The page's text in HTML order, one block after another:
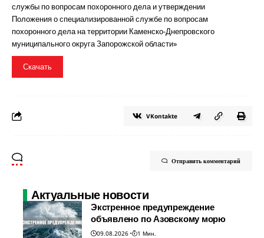
службы по вопросам похоронного дела и утверждении
Положения о специализированной службе по вопросам
похоронного дела на территории Каменско-Днепровского
муниципального округа Запорожской области»
Скачать
VKontakte
Отправить комментарий
Актуальные новости
Экстренное предупреждение
объявлено по Азовскому морю
09.08.2026
1 Мин.